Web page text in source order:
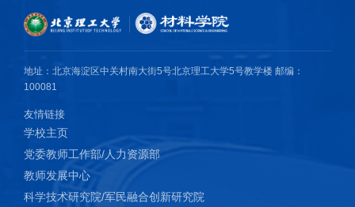
fluorine-free water repellents [J], PROGRESS IN ORGANIC
COATINGS, 2020, 139: 105407.
7. Liu, Xiaoli; Ge, Zhen;* 等. Preparation and properties of
polyurethane coatings modified by polysilazane [J], HIGH
10.1177/0954008319891758
8. Liu, Xiaoli; Zou，Xiaobin; Ge, Zhen;* 等. Novel waterborne
polyurethanes containing long chain alkanes: their synthesis and
地址：北京海淀区中关村南大街5号北京理工大学5号教学楼 邮编：
100081
友情链接
学校主页
党委教师工作部/人力资源部
教师发展中心
科学技术研究院/军民融合创新研究院